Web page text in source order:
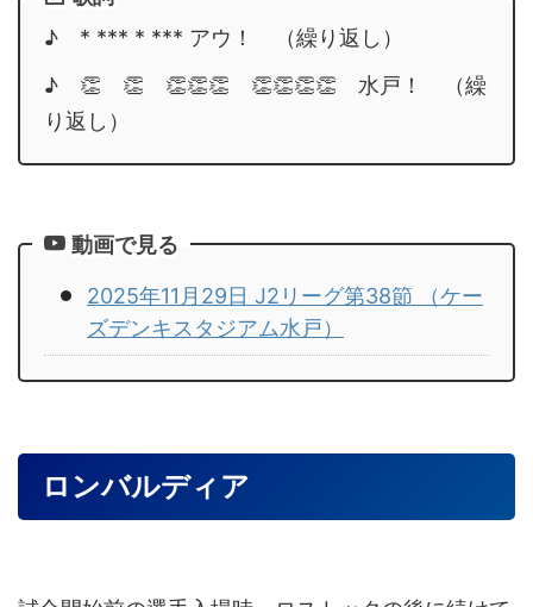
♪ * *** * *** アウ！ （繰り返し）
♪ 👏 👏 👏👏👏 👏👏👏👏 水戸！ （繰
り返し）
動画で見る
2025年11月29日 J2リーグ第38節 （ケー
ズデンキスタジアム水戸）
ロンバルディア